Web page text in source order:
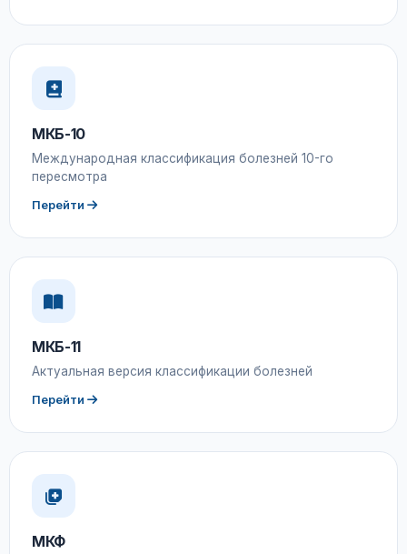
МКБ-10
Международная классификация болезней 10-го
пересмотра
Перейти
МКБ-11
Актуальная версия классификации болезней
Перейти
МКФ